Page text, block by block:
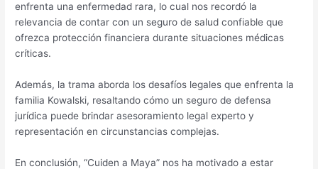
enfrenta una enfermedad rara, lo cual nos recordó la
relevancia de contar con un seguro de salud confiable que
ofrezca protección financiera durante situaciones médicas
críticas.
Además, la trama aborda los desafíos legales que enfrenta la
familia Kowalski, resaltando cómo un seguro de defensa
jurídica puede brindar asesoramiento legal experto y
representación en circunstancias complejas.
En conclusión, “Cuiden a Maya” nos ha motivado a estar